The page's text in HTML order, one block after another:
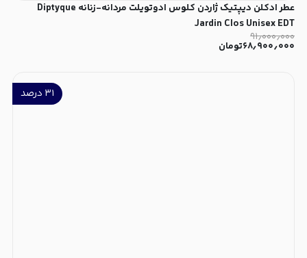
عطر ادکلن دیپتیک ژاردن کلوس ادوتویلت مردانه-زنانه Diptyque
Jardin Clos Unisex EDT
۹۱٫۰۰۰٫۰۰۰
۶۸٫۹۰۰٫۰۰۰تومان
۳۱ درصد